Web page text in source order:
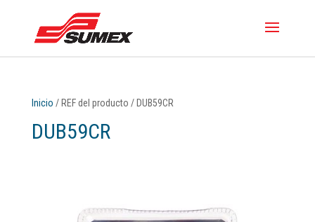
Inicio / REF del producto / DUB59CR
DUB59CR